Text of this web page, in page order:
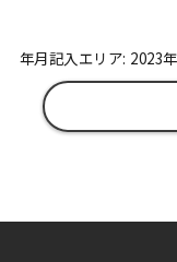
年月記入エリア: 2023